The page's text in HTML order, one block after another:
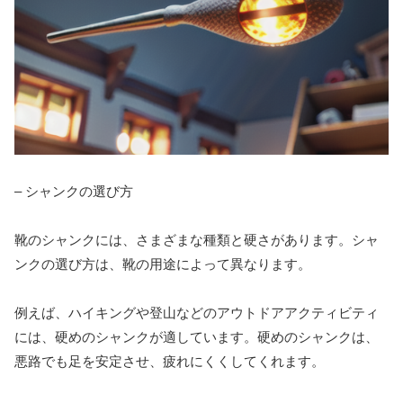
– シャンクの選び方
靴のシャンクには、さまざまな種類と硬さがあります。シャ
ンクの選び方は、靴の用途によって異なります。
例えば、ハイキングや登山などのアウトドアアクティビティ
には、硬めのシャンクが適しています。硬めのシャンクは、
悪路でも足を安定させ、疲れにくくしてくれます。